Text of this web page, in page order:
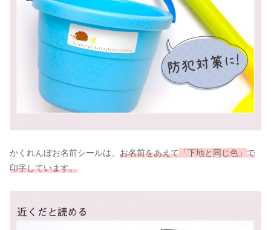
かくれんぼお名前シールは、 お名前をあえて 「下地と同じ色」 で
印字しています。